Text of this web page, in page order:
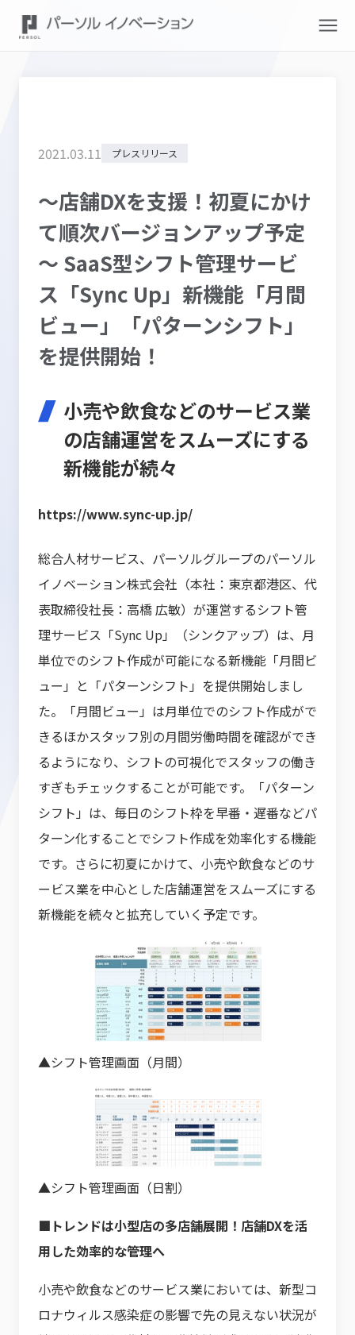
2021.03.11 プレスリリース
～店舗DXを支援！初夏にかけ
て順次バージョンアップ予定
～ SaaS型シフト管理サービ
ス「Sync Up」新機能「月間
ビュー」「パターンシフト」
を提供開始！
小売や飲食などのサービス業
の店舗運営をスムーズにする
新機能が続々
https://www.sync-up.jp/
総合人材サービス、パーソルグループのパーソル
イノベーション株式会社（本社：東京都港区、代
表取締役社長：高橋 広敏）が運営するシフト管
理サービス「Sync Up」（シンクアップ）は、月
単位でのシフト作成が可能になる新機能「月間ビ
ュー」と「パターンシフト」を提供開始しまし
た。「月間ビュー」は月単位でのシフト作成がで
きるほかスタッフ別の月間労働時間を確認ができ
るようになり、シフトの可視化でスタッフの働き
すぎもチェックすることが可能です。「パターン
シフト」は、毎日のシフト枠を早番・遅番などパ
ターン化することでシフト作成を効率化する機能
です。さらに初夏にかけて、小売や飲食などのサ
ービス業を中心とした店舗運営をスムーズにする
新機能を続々と拡充していく予定です。
▲シフト管理画面（月間）
▲シフト管理画面（日割）
■トレンドは小型店の多店舗展開！店舗DXを活
用した効率的な管理へ
小売や飲食などのサービス業においては、新型コ
ロナウィルス感染症の影響で先の見えない状況が